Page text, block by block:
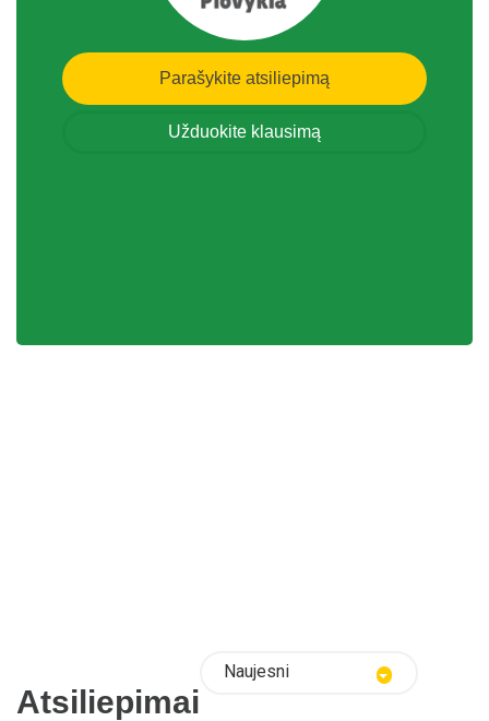
Parašykite atsiliepimą
Užduokite klausimą
Atsiliepimai
Naujesni